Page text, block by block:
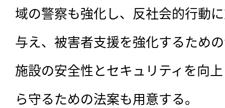
域の警察も強化し、反社会的行動
与え、被害者支援を強化するため
施設の安全性とセキュリティを向
ら守るための法案も用意する。